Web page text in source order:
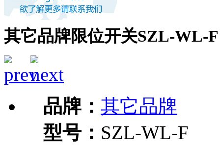
其它品牌限位开关SZL-WL-F
品牌： 其它品牌
型号： SZL-WL-F